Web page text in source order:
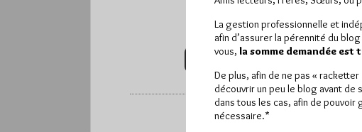
Ce contenu est
Pour accéder à cet
VOUS ABONNER (20€ / AN) ou
*Vous pouvez déverrouiller
La gestion professionnelle et
afin d’assurer la pérennité du
vous, la somme demandée est
De plus, afin de ne pas «
découvrir un peu le blog avant de
dans tous les cas, afin de
nécessaire.*